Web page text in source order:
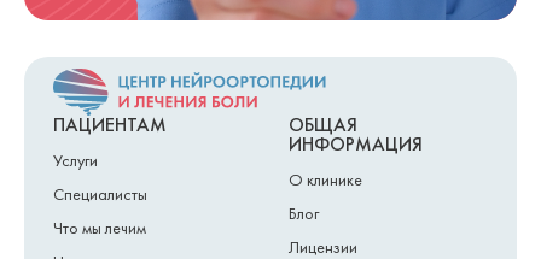
ПАЦИЕНТАМ
Услуги
Специалисты
Что мы лечим
ОБЩАЯ
ИНФОРМАЦИЯ
О клинике
Блог
Лицензии